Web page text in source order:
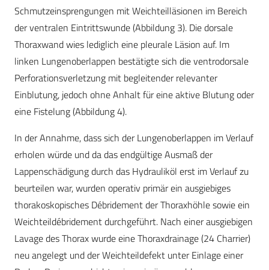
Schmutzeinsprengungen mit Weichteilläsionen im Bereich
der ventralen Eintrittswunde (Abbildung 3). Die dorsale
Thoraxwand wies lediglich eine pleurale Läsion auf. Im
linken Lungenoberlappen bestätigte sich die ventrodorsale
Perforationsverletzung mit begleitender relevanter
Einblutung, jedoch ohne Anhalt für eine aktive Blutung oder
eine Fistelung (Abbildung 4).
In der Annahme, dass sich der Lungenoberlappen im Verlauf
erholen würde und da das endgültige Ausmaß der
Lappenschädigung durch das Hydrauliköl erst im Verlauf zu
beurteilen war, wurden operativ primär ein ausgiebiges
thorakoskopisches Débridement der Thoraxhöhle sowie ein
Weichteildébridement durchgeführt. Nach einer ausgiebigen
Lavage des Thorax wurde eine Thoraxdrainage (24 Charrier)
neu angelegt und der Weichteildefekt unter Einlage einer